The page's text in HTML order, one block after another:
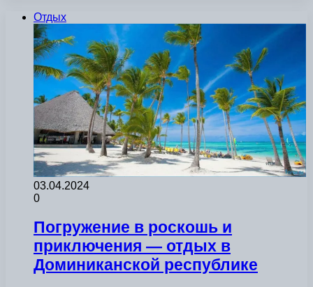
Отдых
03.04.2024
0
Погружение в роскошь и
приключения — отдых в
Доминиканской республике